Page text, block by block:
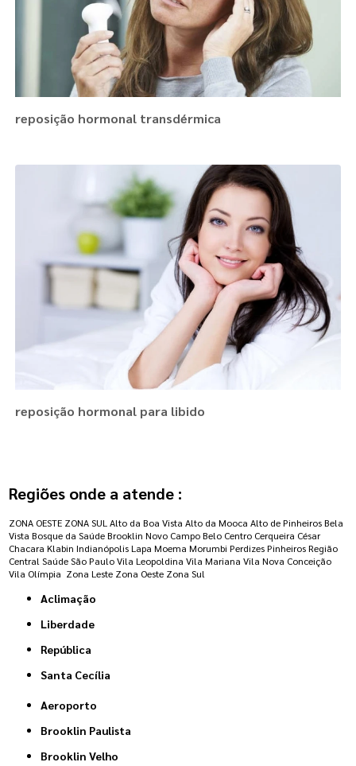
reposição hormonal transdérmica
reposição hormonal para libido
Regiões onde a atende :
ZONA OESTE ZONA SUL Alto da Boa Vista Alto da Mooca Alto de Pinheiros Bela
Vista Bosque da Saúde Brooklin Novo Campo Belo Centro Cerqueira César
Chacara Klabin Indianópolis Lapa Moema Morumbi Perdizes Pinheiros Região
Central Saúde São Paulo Vila Leopoldina Vila Mariana Vila Nova Conceição
Vila Olímpia Zona Leste Zona Oeste Zona Sul
Aclimação
Liberdade
República
Santa Cecília
Aeroporto
Brooklin Paulista
Brooklin Velho